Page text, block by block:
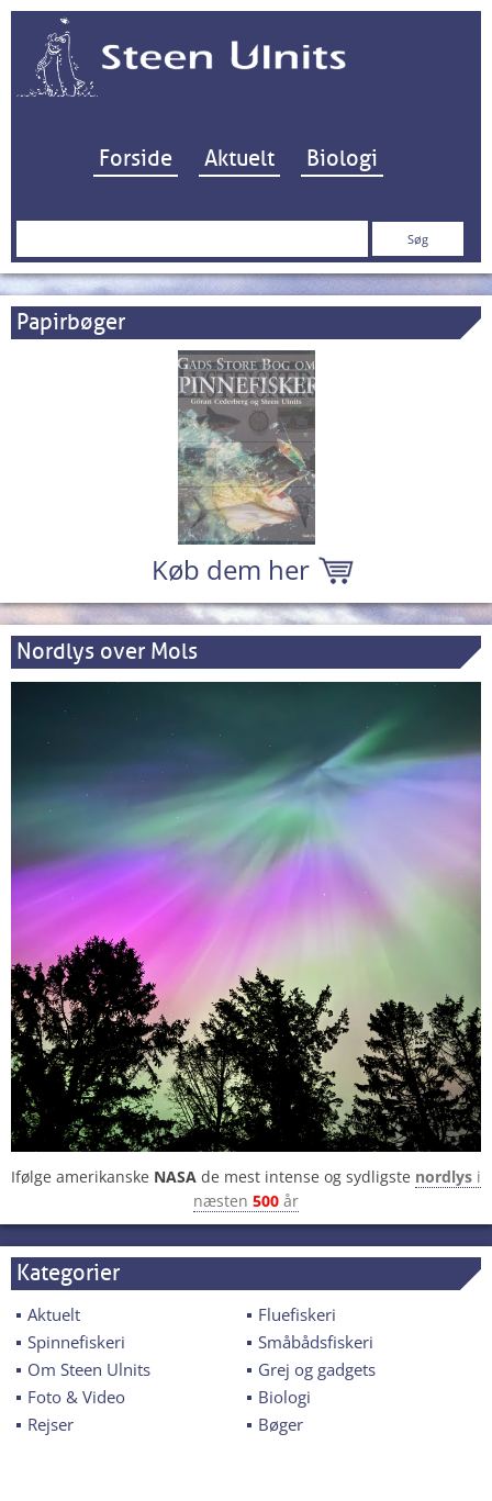
Hop til indhold
Forside Aktuelt Biologi
Søg
Papirbøger
Køb dem her
Nordlys over Mols
Ifølge amerikanske NASA de mest intense og sydligste nordlys i
næsten 500 år
Kategorier
Aktuelt
Fluefiskeri
Spinnefiskeri
Småbådsfiskeri
Om Steen Ulnits
Grej og gadgets
Foto & Video
Biologi
Rejser
Bøger